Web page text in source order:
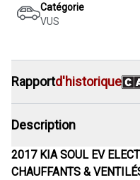
Catégorie
VUS
Rapportd'historique
Description
2017 KIA SOUL EV
CHAUFFANTS &